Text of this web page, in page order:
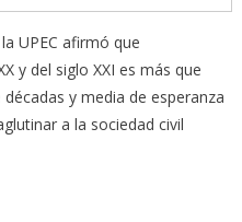
UPEC afirmó que
y del siglo XXI es más que
y media de esperanza
a la sociedad civil